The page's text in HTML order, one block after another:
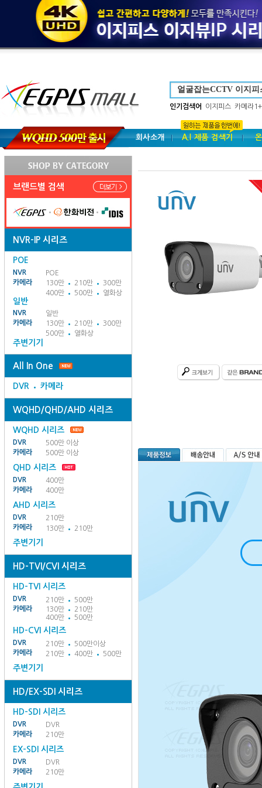
인기검색어 이지피스 카메라
회사소개 A.I 제품 검색기
브랜드별 검색
NVR-IP 시리즈
POE
NVR
POE
카메라
130만 210만
300만
400만
500만 열화상
일반
NVR
일반
카메라
130만 210만
300만
500만
열화상
주변기기
All In One
DVR 카메라
WQHD/QHD/AHD 시리즈
WQHD 시리즈
DVR
500만 이상
카메라
500만 이상
QHD 시리즈
DVR
400만
카메라
400만
AHD 시리즈
DVR
210만
카메라
130만 210만
주변기기
HD-TVI/CVI 시리즈
HD-TVI 시리즈
DVR 210만
500만
카메라
130만
210만
400만
500만
HD-CVI 시리즈
DVR 210만
500만이상
카메라
210만 400만 500만
주변기기
HD/EX-SDI 시리즈
HD-SDI 시리즈
DVR
DVR
카메라
210만
EX-SDI 시리즈
DVR
DVR
카메라
210만